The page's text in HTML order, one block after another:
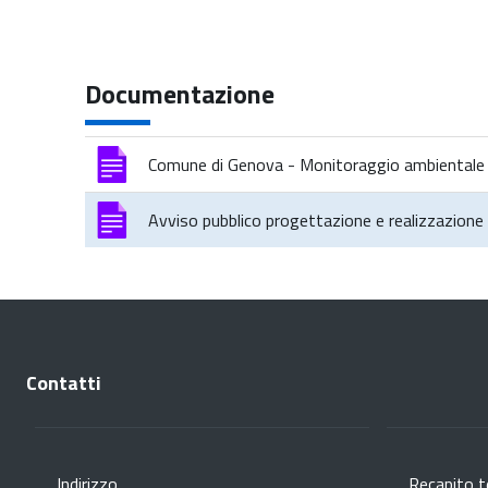
Documentazione
Comune di Genova - Monitoraggio ambientale
Avviso pubblico progettazione e realizzazione
Contatti